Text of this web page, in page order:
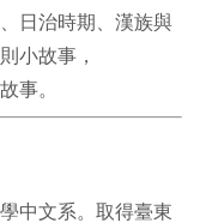
日治時期、漢族與
小故事，
事。
中文系。取得臺東